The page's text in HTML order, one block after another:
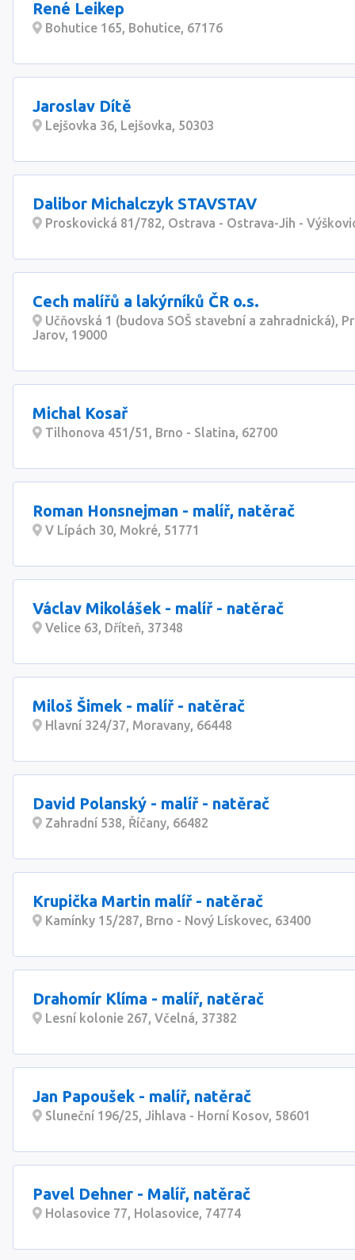
René Leikep
Bohutice 165, Bohutice, 67176
Jaroslav Dítě
Lejšovka 36, Lejšovka, 50303
Dalibor Michalczyk STAVSTAV
Proskovická 81/782, Ostrava - Ostrava-Jih -
Cech malířů a lakýrníků ČR o.s.
Učňovská 1 (budova SOŠ stavební a zahradnická),
Jarov, 19000
Michal Kosař
Tilhonova 451/51, Brno - Slatina, 62700
Roman Honsnejman - malíř, natěrač
V Lípách 30, Mokré, 51771
Václav Mikolášek - malíř - natěrač
Velice 63, Dříteň, 37348
Miloš Šimek - malíř - natěrač
Hlavní 324/37, Moravany, 66448
David Polanský - malíř - natěrač
Zahradní 538, Říčany, 66482
Krupička Martin malíř - natěrač
Kamínky 15/287, Brno - Nový Lískovec, 63400
Drahomír Klíma - malíř, natěrač
Lesní kolonie 267, Včelná, 37382
Jan Papoušek - malíř, natěrač
Sluneční 196/25, Jihlava - Horní Kosov, 58601
Pavel Dehner - Malíř, natěrač
Holasovice 77, Holasovice, 74774